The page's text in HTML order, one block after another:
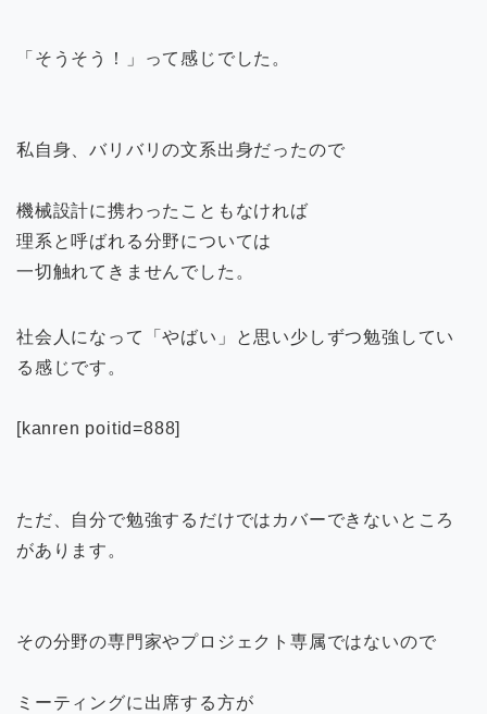
「そうそう！」って感じでした。
私自身、バリバリの文系出身だったので
機械設計に携わったこともなければ
理系と呼ばれる分野については
一切触れてきませんでした。
社会人になって「やばい」と思い少しずつ勉強してい
る感じです。
[kanren poitid=888]
ただ、自分で勉強するだけではカバーできないところ
があります。
その分野の専門家やプロジェクト専属ではないので
ミーティングに出席する方が